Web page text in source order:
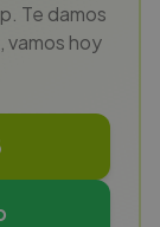
Te damos
vamos hoy